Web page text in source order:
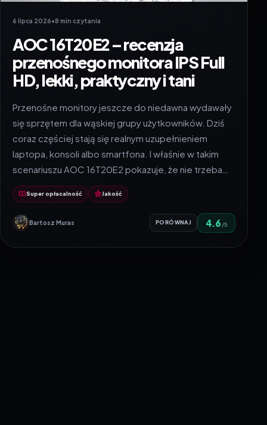
6 lipca 2026•8 min czytania
AOC 16T20E2 – recenzja
przenośnego monitora IPS Full
HD, lekki, praktyczny i tani
Przenośne monitory jeszcze do niedawna wydawały
się sprzętem dla wąskiej grupy użytkowników. Dziś
coraz częściej stają się realnym uzupełnieniem
laptopa, konsoli albo smartfona. I właśnie w takim
scenariuszu AOC 16T20E2 pokazuje, że nie trzeba…
Super opłacalność Jakość
Bartosz Muras PORÓWNAJ 4.6 /5